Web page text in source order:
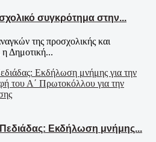
συγκρότημα στην...
της προσχολικής και
Δημοτική...
Εκδήλωση μνήμης...